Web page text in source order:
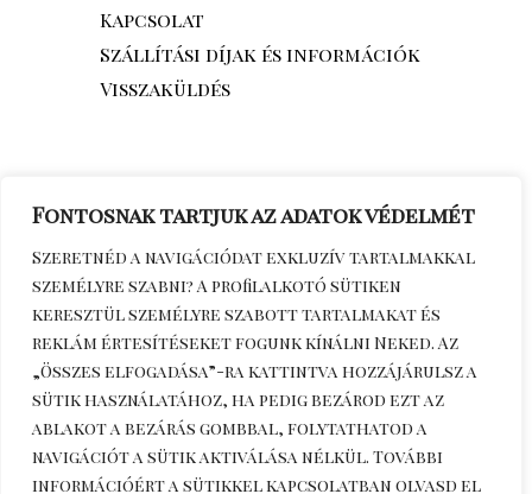
Fontosnak tartjuk az adatok védelmét
Szeretnéd a navigációdat exkluzív tartalmakkal
személyre szabni? A profilalkotó sütiken
keresztül személyre szabott tartalmakat és
reklám értesítéseket fogunk kínálni Neked. Az
„Összes elfogadása”-ra kattintva hozzájárulsz a
sütik használatához, ha pedig bezárod ezt az
ablakot a bezárás gombbal, folytathatod a
navigációt a sütik aktiválása nélkül. További
információért a sütikkel kapcsolatban olvasd el
Kapcsolat
Szállítási díjak és információk
Visszaküldés
Érdeklődöm telefonon+36306270964